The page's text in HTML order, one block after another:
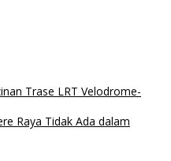
Trase LRT Velodrome-
Raya Tidak Ada dalam